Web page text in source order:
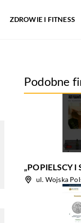
ZDROWIE I FITNESS
Podobne
„POPIELSCY I
ul. Wojska